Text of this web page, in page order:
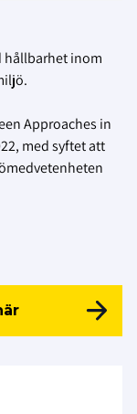
hållbarhet inom
Approaches in
med syftet att